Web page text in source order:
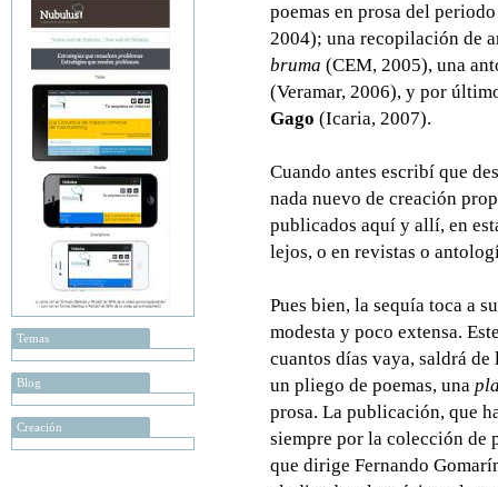
Temas
Blog
Creación
poemas en prosa del
2004); una recopilación de
bruma (CEM, 2005), una
(Veramar, 2006), y por
Gago (Icaria, 2007).
Cuando antes escribí que
nada nuevo de creación
publicados aquí y allí, en
lejos, o en revistas o
Pues bien, la sequía toca a
modesta y poco extensa.
cuantos días vaya, saldrá
un pliego de poemas, una
prosa. La publicación, que
siempre por la colección de
que dirige Fernando